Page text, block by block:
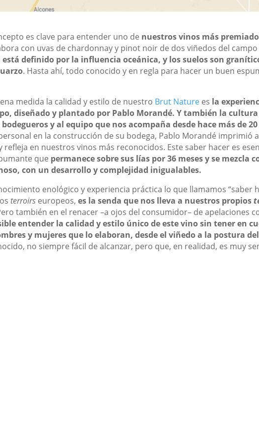
es clave para entender uno de nuestros vinos más
con uvas de chardonnay y pinot noir de dos viñedos del campo
definido por la influencia oceánica, y los suelos son
. Hasta ahí, todo conocido y en regla para hacer un buen
medida la calidad y estilo de nuestro Brut Naturees la
diseñado y plantado por Pablo Morandé. Y también la
y al equipo que nos acompaña desde hace más de
en la construcción de su bodega, Pablo Morandé imprimió
refleja en nuestros vinos más reconocidos. Este saber hacer es
que permanece sobre sus lías por 36 meses y se mezcla
con un desarrollo y complejidad inigualables.
enológico y experiencia práctica lo que llamamos “saber
terroirseuropeos, es la senda que nos lleva a nuestros propios
también en el renacer –a ojos del consumidor– de apelaciones
entender la calidad y estilo único de este vino sin tener en
y mujeres que lo elaboran, desde el viñedo a la postura
no siempre fácil de alcanzar, pero que, en realidad, es muy